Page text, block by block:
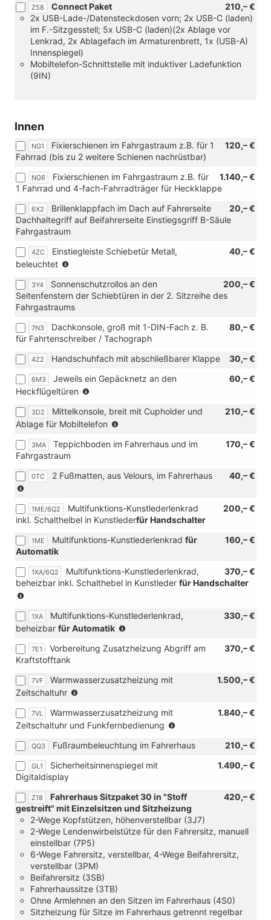
mit
[1ME/6Q2]
Multifunktions-
oder
Z58 210,– €
Connect Paket
2x USB-Lade-/Datensteckdosen vorn; 2x USB-C (laden)
im F.-Sitzgesstell; 5x USB-C (laden)(2x Ablage vor
Lenkrad, 2x Ablagefach im Armaturenbrett, 1x (USB-A)
Innenspiegel)
Mobiltelefon-Schnittstelle mit induktiver Ladefunktion
(9IN)
Innen
NG1 120,– €
Fixierschienen im Fahrgastraum z.B. für 1
Fahrrad (bis zu 2 weitere Schienen nachrüstbar)
NG6 1.140,– €
Fixierschienen im Fahrgastraum z.B. für
1 Fahrrad und 4-fach-Fahrradträger für Heckklappe
6X2 20,– €
Brillenklappfach im Dach auf Fahrerseite
Dachhaltegriff auf Beifahrerseite Einstiegsgriff B-Säule
Fahrgastraum
4ZC 40,– €
Einstiegleiste Schiebetür Metall,
beleuchtet
Verbindung
mit
[FM4]
Style
für
Transporter)
3Y4 200,– €
Sonnenschutzrollos an den
Seitenfenstern der Schiebtüren in der 2. Sitzreihe des
Fahrgastraums
7N3 80,– €
Dachkonsole, groß mit 1-DIN-Fach z. B.
für Fahrtenschreiber / Tachograph
4Z2 30,– €
Handschuhfach mit abschließbarer Klappe
6M3 60,– €
Jeweils ein Gepäcknetz an den
Heckflügeltüren
Verbindung
mit
Heckflügeltüren
Hochdach
in
Ausführung)
3D2 210,– €
Mittelkonsole, breit mit Cupholder und
Ablage für Mobiltelefon
Verbindung
Fixierpunkt
AMPS-
Standard
an
der
3MA 170,– €
Teppichboden im Fahrerhaus und im
Fahrgastraum
0TC 40,– €
2 Fußmatten, aus Velours, im Fahrerhaus
Verbindung
mit
[3MA]
Teppichboden
im
Fahrerhaus
und
1ME/6Q2 200,– €
Multifunktions-Kunstlederlenkrad
inkl. Schalthelbel in Kunstlederfür Handschalter
1ME 160,– €
Multifunktions-Kunstlederlenkrad für
Automatik
1XA/6Q2 370,– €
Multifunktions-Kunstlederlenkrad,
beheizbar inkl. Schalthebel in Kunstleder für Handschalter
Verbindung
mit
Fahrerhaus
Sitzpaket
30
oder
[Z26]
Fahrerhaus
Sitzpaket
12
oder
Fahrerhaus
Sitzpaket
16
oder
[Z17]
Fahrerhaus
Sitzpaket
27
oder
[Z25]
Fahrerhaus
Sitzpaket
8
oder
1XA 330,– €
Multifunktions-Kunstlederlenkrad,
beheizbar für Automatik
Verbindung
Fahrerhaus
oder
[Z26]
Fahrerhaus
12
Fahrerhaus
Sitzpaket
16
oder
Fahrerhaus
[Z25]
Fahrerhaus
7E1 370,– €
Vorbereitung Zusatzheizung Abgriff am
Kraftstofftank
7VF 1.500,– €
Warmwasserzusatzheizung mit
Zeitschaltuhr
Verbindung
mit
2.
Batterie
80
AGM)
7VL 1.840,– €
Warmwasserzusatzheizung mit
Zeitschaltuhr und Funkfernbedienung
Verbindung
Batterie
80
Ah,
AGM)
QQ3 210,– €
Fußraumbeleuchtung im Fahrerhaus
GL1 1.490,– €
Sicherheitsinnenspiegel mit
Digitaldisplay
Z18 420,– €
Fahrerhaus Sitzpaket 30 in "Stoff
gestreift" mit Einzelsitzen und Sitzheizung
2-Wege Kopfstützen, höhenverstellbar (3J7)
2-Wege Lendenwirbelstütze für den Fahrersitz, manuell
einstellbar (7P5)
6-Wege Fahrersitz, verstellbar, 4-Wege Beifahrersitz,
verstellbar (3PM)
Beifahrersitz (3SB)
Fahrerhaussitze (3TB)
Ohne Armlehnen an den Sitzen im Fahrerhaus (4S0)
Sitzheizung für Sitze im Fahrerhaus getrennt regelbar